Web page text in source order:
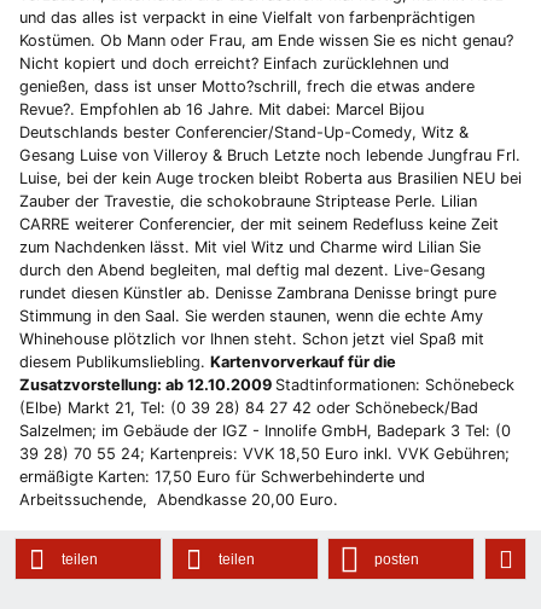
und das alles ist verpackt in eine Vielfalt von farbenprächtigen
Kostümen. Ob Mann oder Frau, am Ende wissen Sie es nicht genau?
Nicht kopiert und doch erreicht? Einfach zurücklehnen und
genießen, dass ist unser Motto?schrill, frech die etwas andere
Revue?. Empfohlen ab 16 Jahre. Mit dabei: Marcel Bijou
Deutschlands bester Conferencier/Stand-Up-Comedy, Witz &
Gesang Luise von Villeroy & Bruch Letzte noch lebende Jungfrau Frl.
Luise, bei der kein Auge trocken bleibt Roberta aus Brasilien NEU bei
Zauber der Travestie, die schokobraune Striptease Perle. Lilian
CARRE weiterer Conferencier, der mit seinem Redefluss keine Zeit
zum Nachdenken lässt. Mit viel Witz und Charme wird Lilian Sie
durch den Abend begleiten, mal deftig mal dezent. Live-Gesang
rundet diesen Künstler ab. Denisse Zambrana Denisse bringt pure
Stimmung in den Saal. Sie werden staunen, wenn die echte Amy
Whinehouse plötzlich vor Ihnen steht. Schon jetzt viel Spaß mit
diesem Publikumsliebling. Kartenvorverkauf für die
Zusatzvorstellung: ab 12.10.2009 Stadtinformationen: Schönebeck
(Elbe) Markt 21, Tel: (0 39 28) 84 27 42 oder Schönebeck/Bad
Salzelmen; im Gebäude der IGZ - Innolife GmbH, Badepark 3 Tel: (0
39 28) 70 55 24; Kartenpreis: VVK 18,50 Euro inkl. VVK Gebühren;
ermäßigte Karten: 17,50 Euro für Schwerbehinderte und
Arbeitssuchende, Abendkasse 20,00 Euro.
teilen teilen posten